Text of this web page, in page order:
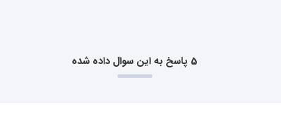
5 پاسخ به این سوال داده شده